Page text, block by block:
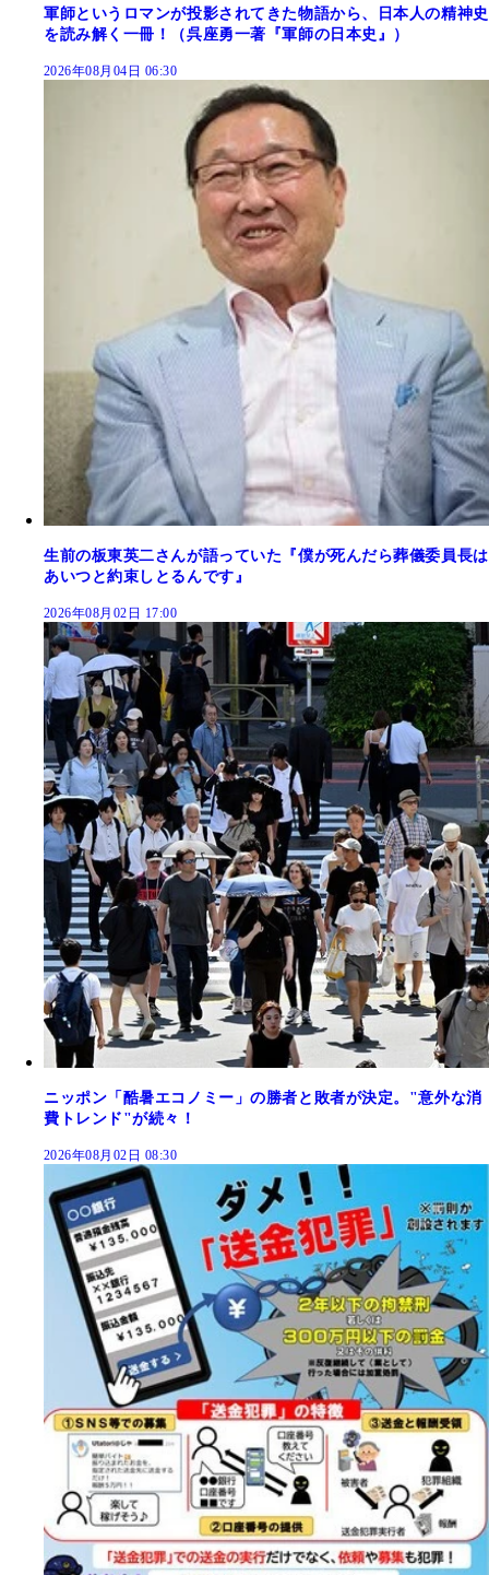
軍師というロマンが投影されてきた物語から、日本人の精神史
を読み解く一冊！（呉座勇一著『軍師の日本史』）
2026年08月04日 06:30
生前の板東英二さんが語っていた『僕が死んだら葬儀委員長は
あいつと約束しとるんです』
2026年08月02日 17:00
ニッポン「酷暑エコノミー」の勝者と敗者が決定。"意外な消
費トレンド"が続々！
2026年08月02日 08:30